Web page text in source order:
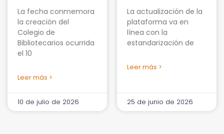
La fecha conmemora
la creación del
Colegio de
Bibliotecarios ocurrida
el 10
Leer más >
10 de julio de 2026
La actualización de la
plataforma va en
línea con la
estandarización de
Leer más >
25 de junio de 2026